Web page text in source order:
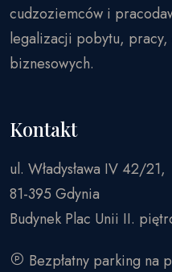
cudzoziemców i
legalizacji pobytu,
biznesowych.
Kontakt
ul. Władysława IV 42/21,
81-395 Gdynia
Budynek Plac Unii II.
Bezpłatny parking na